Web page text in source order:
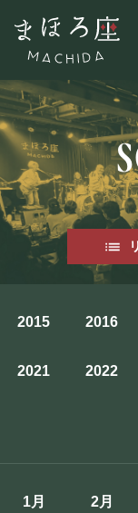
NEWS
お知らせ
ABOUT US
まほろ座について
アクセス
2015 2016
2021 2022
1月 2月